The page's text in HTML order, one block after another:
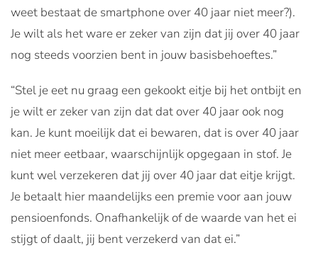
weet bestaat de smartphone over 40 jaar niet meer?).
Je wilt als het ware er zeker van zijn dat jij over 40 jaar
nog steeds voorzien bent in jouw basisbehoeftes.”
“Stel je eet nu graag een gekookt eitje bij het ontbijt en
je wilt er zeker van zijn dat dat over 40 jaar ook nog
kan. Je kunt moeilijk dat ei bewaren, dat is over 40 jaar
niet meer eetbaar, waarschijnlijk opgegaan in stof. Je
kunt wel verzekeren dat jij over 40 jaar dat eitje krijgt.
Je betaalt hier maandelijks een premie voor aan jouw
pensioenfonds. Onafhankelijk of de waarde van het ei
stijgt of daalt, jij bent verzekerd van dat ei.”